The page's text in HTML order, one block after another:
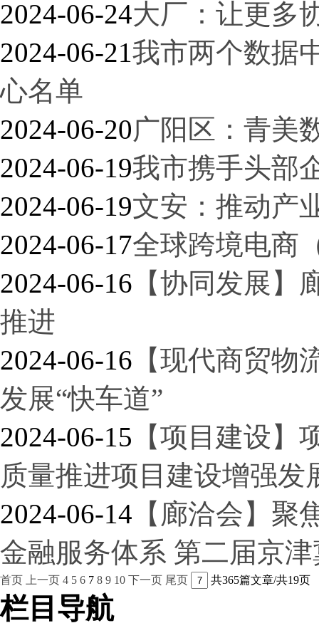
2024-06-24大厂：让更多
2024-06-21我市两个数据
心名单
2024-06-20广阳区：青美
2024-06-19我市携手头部
2024-06-19文安：推动产
2024-06-17全球跨境电商
2024-06-16 【协同发展
推进
2024-06-16 【现代商贸
发展“快车道”
2024-06-15 【项目建设】
质量推进项目建设增强发
2024-06-14 【廊洽会】
金融服务体系 第二届京
首页 上一页 4 5 6 7 8 9 10 下一页 尾页 共365篇文章/共19页
栏目导航